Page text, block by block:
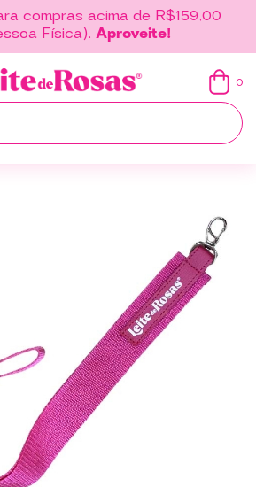
compras acima de R$159,00
Física).Aproveite!
0